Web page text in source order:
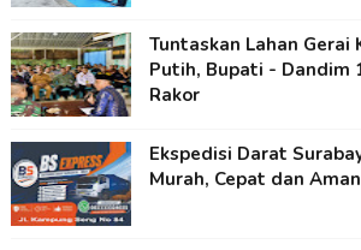
Tuntaskan Lahan Gerai
Putih, Bupati - Dandim
Rakor
Ekspedisi Darat
Murah, Cepat dan Aman